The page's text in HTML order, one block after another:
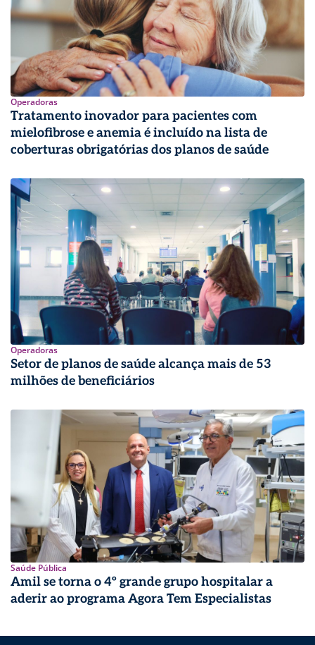
Operadoras
Tratamento inovador para pacientes com
mielofibrose e anemia é incluído na lista de
coberturas obrigatórias dos planos de saúde
Operadoras
Setor de planos de saúde alcança mais de 53
milhões de beneficiários
Saúde Pública
Amil se torna o 4º grande grupo hospitalar a
aderir ao programa Agora Tem Especialistas